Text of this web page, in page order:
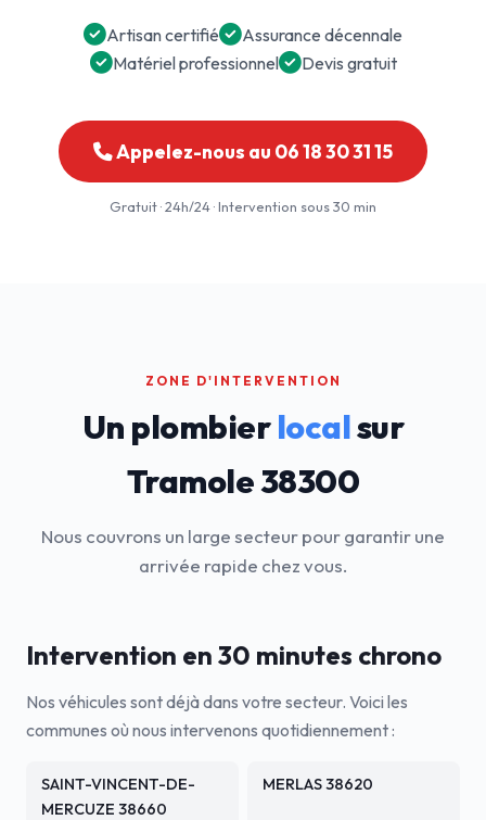
Artisan certifié
Assurance décennale
Matériel professionnel
Devis gratuit
Appelez-nous au 06 18 30 31 15
Gratuit · 24h/24 · Intervention sous 30 min
ZONE D'INTERVENTION
Un plombierlocalsur
Tramole 38300
Nous couvrons un large secteur pour garantir une
arrivée rapide chez vous.
Intervention en 30 minutes chrono
Nos véhicules sont déjà dans votre secteur. Voici les
communes où nous intervenons quotidiennement :
SAINT-VINCENT-DE-
MERCUZE 38660
MERLAS 38620